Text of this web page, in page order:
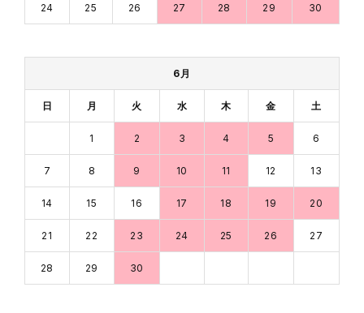
24 25 26 27 28 29 30
6月
日 月 火 水 木 金 土
1 2 3 4 5 6
7 8 9 10 11 12 13
14 15 16 17 18 19 20
21 22 23 24 25 26 27
28 29 30